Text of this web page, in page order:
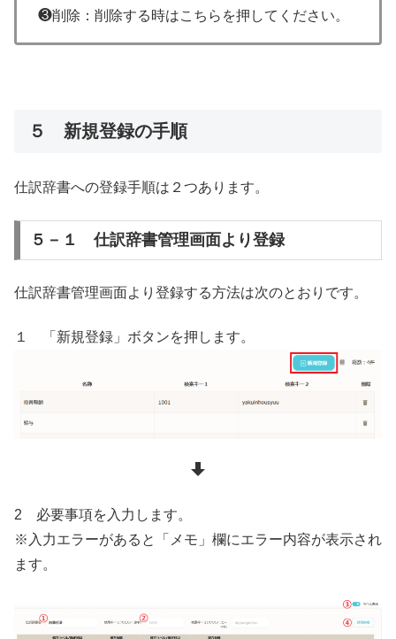
❸削除：削除する時はこちらを押してください。
５ 新規登録の手順
仕訳辞書への登録手順は２つあります。
５－１ 仕訳辞書管理画面より登録
仕訳辞書管理画面より登録する方法は次のとおりです。
１ 「新規登録」ボタンを押します。
2 必要事項を入力します。
※入力エラーがあると「メモ」欄にエラー内容が表示され
ます。